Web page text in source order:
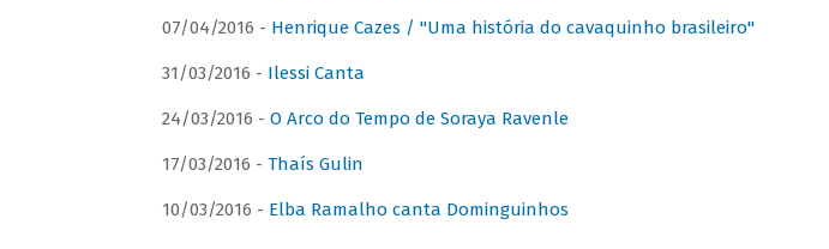
07/04/2016 - Henrique Cazes / "Uma história do cavaquinho brasileiro"
31/03/2016 - Ilessi Canta
24/03/2016 - O Arco do Tempo de Soraya Ravenle
17/03/2016 - Thaís Gulin
10/03/2016 - Elba Ramalho canta Dominguinhos